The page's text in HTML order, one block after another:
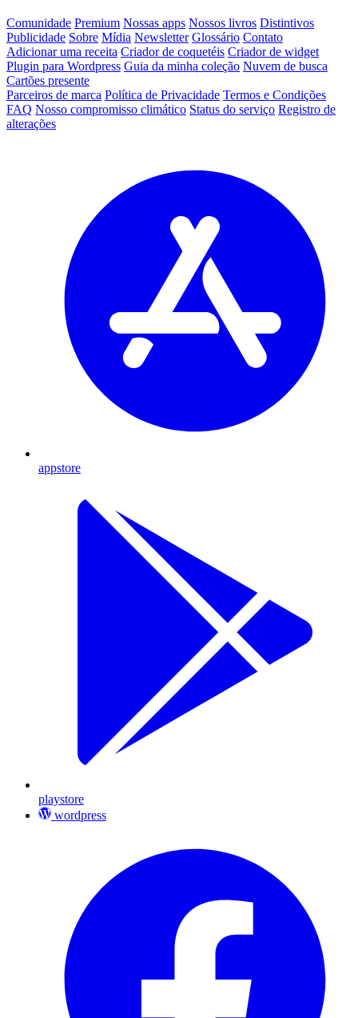
Comunidade Premium Nossas apps Nossos livros Distintivos
Publicidade Sobre Mídia Newsletter Glossário Contato
Adicionar uma receita Criador de coquetéis Criador de widget
Plugin para Wordpress Guia da minha coleção Nuvem de busca
Cartões presente
Parceiros de marca Política de Privacidade Termos e Condições
FAQ Nosso compromisso climático Status do serviço Registro de
alterações
appstore
playstore
wordpress